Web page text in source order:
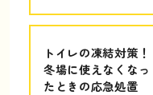
トイレの凍結対策！
冬場に使えなくなっ
たときの応急処置